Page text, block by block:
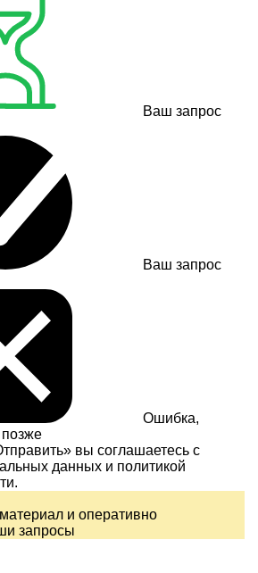
Ваш запрос
Ваш запрос
Ошибка,
позже
вы соглашаетесь с
данных и политикой
и оперативно
запросы